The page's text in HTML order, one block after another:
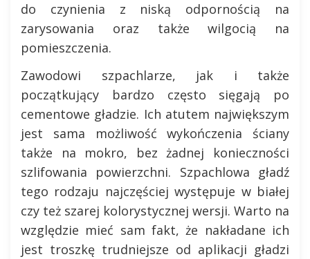
do czynienia z niską odpornością na
zarysowania oraz także wilgocią na
pomieszczenia.
Zawodowi szpachlarze, jak i także
początkujący bardzo często sięgają po
cementowe gładzie. Ich atutem największym
jest sama możliwość wykończenia ściany
także na mokro, bez żadnej konieczności
szlifowania powierzchni. Szpachlowa gładź
tego rodzaju najczęściej występuje w białej
czy też szarej kolorystycznej wersji. Warto na
względzie mieć sam fakt, że nakładane ich
jest troszkę trudniejsze od aplikacji gładzi